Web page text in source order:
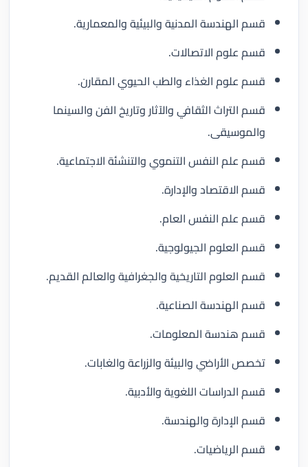
قسم الهندسة المدنية والبيئية والمعمارية.
قسم علوم الاتصالات.
قسم علوم الغذاء والطب الحيوي المقارن.
قسم التراث الثقافي والآثار وتاريخ الفن والسينما
والموسيقى.
قسم علم النفس التنموي والتنشئة الاجتماعية.
قسم الاقتصاد والإدارة.
قسم علم النفس العام.
قسم العلوم الجيولوجية.
قسم العلوم التاريخية والجغرافية والعالم القديم.
قسم الهندسة الصناعية.
قسم هندسة المعلومات.
تخصص الأراضي والبيئة والزراعة والغابات.
قسم الدراسات اللغوية والأدبية.
قسم الإدارة والهندسة.
قسم الرياضيات.